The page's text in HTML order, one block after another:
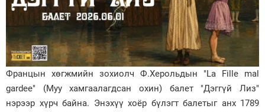
Францын хөгжмийн зохиолч Ф.Херольдын "La Fille mal
gardee" (Муу хамгаалагдсан охин) балет "Дэггүй Лиз"
нэрээр хүрч байна. Энэхүү хоёр бүлэгт балетыг анх 1789